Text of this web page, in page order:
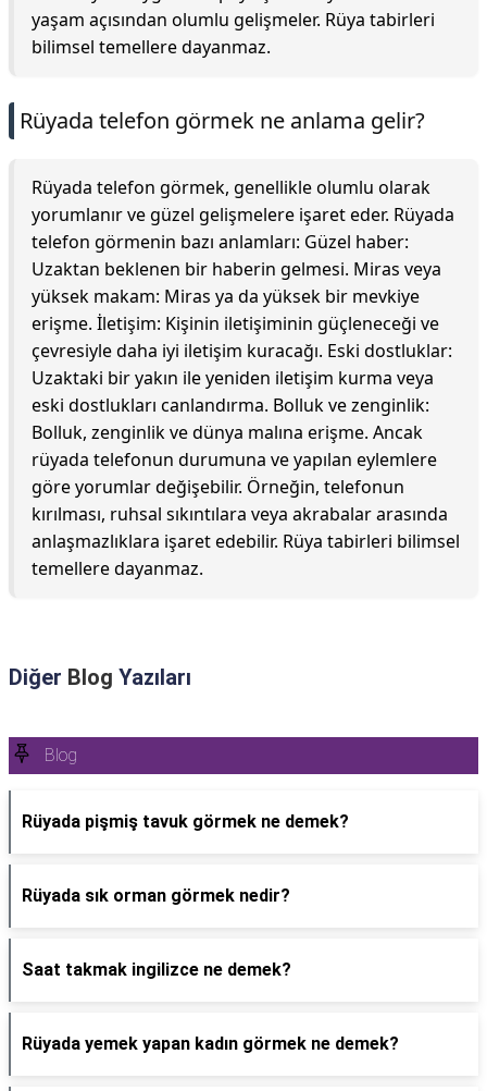
yaşam açısından olumlu gelişmeler. Rüya tabirleri
bilimsel temellere dayanmaz.
Rüyada telefon görmek ne anlama gelir?
Rüyada telefon görmek, genellikle olumlu olarak
yorumlanır ve güzel gelişmelere işaret eder. Rüyada
telefon görmenin bazı anlamları: Güzel haber:
Uzaktan beklenen bir haberin gelmesi. Miras veya
yüksek makam: Miras ya da yüksek bir mevkiye
erişme. İletişim: Kişinin iletişiminin güçleneceği ve
çevresiyle daha iyi iletişim kuracağı. Eski dostluklar:
Uzaktaki bir yakın ile yeniden iletişim kurma veya
eski dostlukları canlandırma. Bolluk ve zenginlik:
Bolluk, zenginlik ve dünya malına erişme. Ancak
rüyada telefonun durumuna ve yapılan eylemlere
göre yorumlar değişebilir. Örneğin, telefonun
kırılması, ruhsal sıkıntılara veya akrabalar arasında
anlaşmazlıklara işaret edebilir. Rüya tabirleri bilimsel
temellere dayanmaz.
Diğer Blog Yazıları
Blog
Rüyada pişmiş tavuk görmek ne demek?
Rüyada sık orman görmek nedir?
Saat takmak ingilizce ne demek?
Rüyada yemek yapan kadın görmek ne demek?